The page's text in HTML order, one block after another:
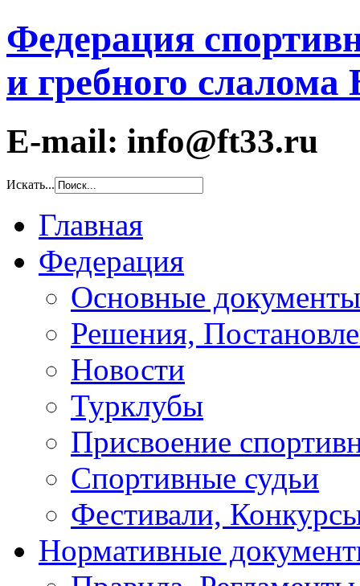
Федерация
и гребного
E-mail: info@ft33.ru
Искать...
Главная
Федерация
Основные документы
Решения,
Новости
Турклубы
Присвоение
Спортивные судьи
Фестивали,
Нормативные